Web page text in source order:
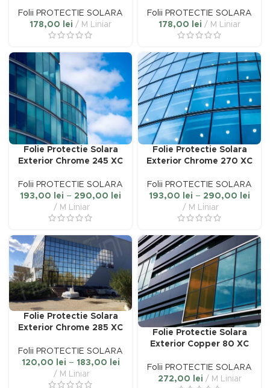
Folii PROTECTIE SOLARA
178,00
lei M Liniar
Folii PROTECTIE SOLARA
178,00
lei M Liniar
Folie Protectie Solara
Exterior Chrome 245 XC
Folii PROTECTIE SOLARA
193,00
lei – 290,00 lei Interval
până
290,00 lei
M Liniar
Folie Protectie Solara
Exterior Chrome 270 XC
Folii PROTECTIE SOLARA
193,00
lei – 290,00 lei
până
M Liniar
Folie Protectie Solara
Exterior Chrome 285 XC
Folii PROTECTIE SOLARA
120,00
lei – 183,00 leiInterval
M Liniar
Folie Protectie Solara
Exterior Copper 80 XC
Folii PROTECTIE SOLARA
272,00
lei M Liniar